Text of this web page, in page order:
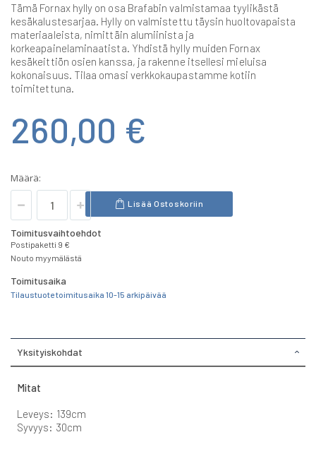
Tämä Fornax hylly on osa Brafabin valmistamaa tyylikästä
kesäkalustesarjaa. Hylly on valmistettu täysin huoltovapaista
materiaaleista, nimittäin alumiinista ja
korkeapainelaminaatista. Yhdistä hylly muiden Fornax
kesäkeittiön osien kanssa, ja rakenne itsellesi mieluisa
kokonaisuus. Tilaa omasi verkkokaupastamme kotiin
toimitettuna.
260,00 €
Määrä:
Lisää Ostoskoriin
Toimitusvaihtoehdot
Postipaketti 9 €
Nouto myymälästä
Toimitusaika
Tilaustuote toimitusaika 10-15 arkipäivää
Yksityiskohdat
Mitat
Leveys: 139cm
Syvyys: 30cm